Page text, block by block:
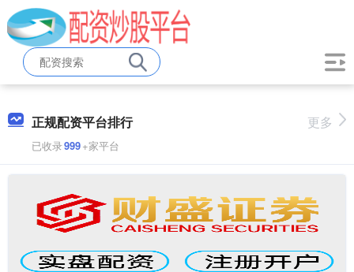
正规配资平台排行
已收录999+家平台
更多